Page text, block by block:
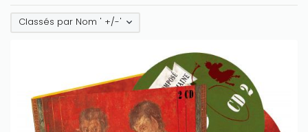
Classés par Nom ' +/-'